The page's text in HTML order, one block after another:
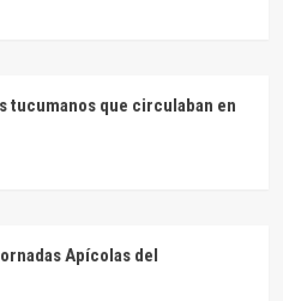
tucumanos que circulaban en
Apícolas del